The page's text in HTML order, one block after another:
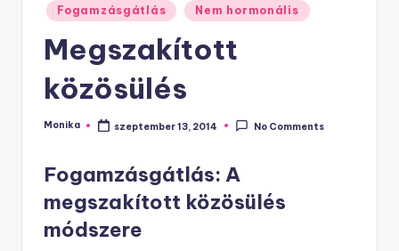
Posted
in
Fogamzásgátlás Nem hormonális
Megszakított
közösülés
Posted
Monika szeptember 13, 2014 No Comments
Fogamzásgátlás: A
megszakított közösülés
módszere